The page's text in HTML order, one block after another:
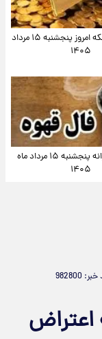
قیمت طلا و سکه امروز پنجشنبه ۱۵ مرداد
۱۴۰۵
فال قهوه روزانه پنجشنبه ۱۵ مرداد ماه
۱۴۰۵
982800
اعتراض